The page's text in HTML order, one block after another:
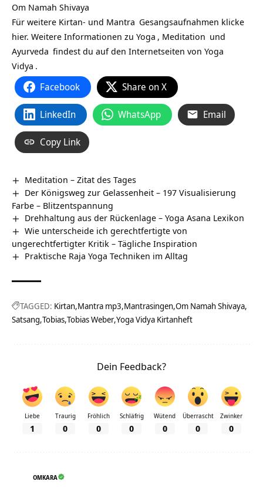
Om Namah Shivaya
Für weitere Kirtan- und Mantra Gesangsaufnahmen klicke
hier. Weitere Informationen zu Yoga , Meditation und
Ayurveda findest du auf den Internetseiten von Yoga
Vidya .
Facebook Share on X
LinkedIn WhatsApp Email
Copy Link
Meditation – Zitat des Tages
Der Königsweg zur Gelassenheit – 197 Visualisierung
Farbe – Blitzentspannung
Drehhaltung aus der Rückenlage – Yoga Asana Lexikon
Wie unterscheide ich gerechtfertigte von
ungerechtfertigter Kritik – Tägliche Inspiration
Praktische Raja Yoga Techniken im Alltag
TAGGED: Kirtan Mantra mp3 Mantrasingen Om Namah Shivaya
Satsang Tobias Tobias Weber Yoga Vidya Kirtanheft
Dein Feedback?
Liebe
1
Traurig
0
Fröhlich
0
Schläfrig
0
Wütend
0
Überrascht
0
Zwinker
0
OMKARA